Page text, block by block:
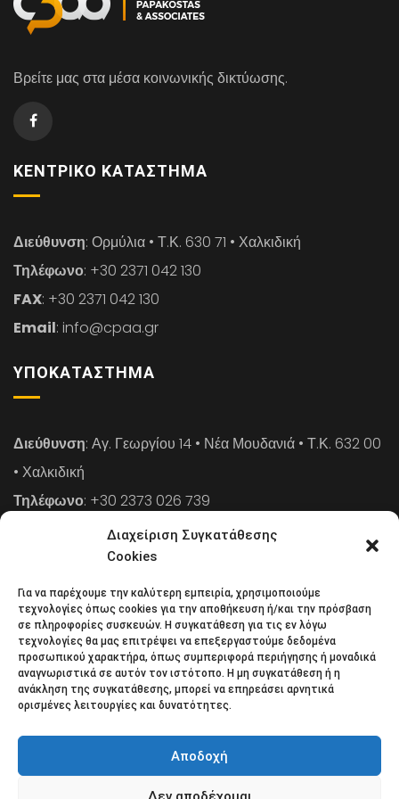
Διαχείριση Συγκατάθεσης
Cookies
Για να παρέχουμε την καλύτερη εμπειρία, χρησιμοποιούμε
τεχνολογίες όπως cookies για την αποθήκευση ή/και την πρόσβαση
σε πληροφορίες συσκευών. Η συγκατάθεση για τις εν λόγω
τεχνολογίες θα μας επιτρέψει να επεξεργαστούμε δεδομένα
προσωπικού χαρακτήρα, όπως συμπεριφορά περιήγησης ή μοναδικά
αναγνωριστικά σε αυτόν τον ιστότοπο. Η μη συγκατάθεση ή η
ανάκληση της συγκατάθεσης, μπορεί να επηρεάσει αρνητικά
ορισμένες λειτουργίες και δυνατότητες.
Αποδοχή
Βρείτε μας στα μέσα κοινωνικής δικτύωσης.
ΚΕΝΤΡΙΚΌ ΚΑΤΆΣΤΗΜΑ
Διεύθυνση: Ορμύλια • Τ.Κ. 630 71 • Χαλκιδική
Τηλέφωνο: +30 2371 042 130
FAX: +30 2371 042 130
Email: info@cpaa.gr
ΥΠΟΚΑΤΆΣΤΗΜΑ
Διεύθυνση: Αγ. Γεωργίου 14 • Νέα Μουδανιά • Τ.Κ. 632 00
• Χαλκιδική
Τηλέφωνο: +30 2373 026 739
: +30 2373 026 739
: info@cpaa.gr
NEWSLETTER
Κάντε εγγραφή στο ηλεκτρονικό μας φυλλάδιο και μείνετε
στο επίκεντρο της οικονομικής επικαιρότητας.